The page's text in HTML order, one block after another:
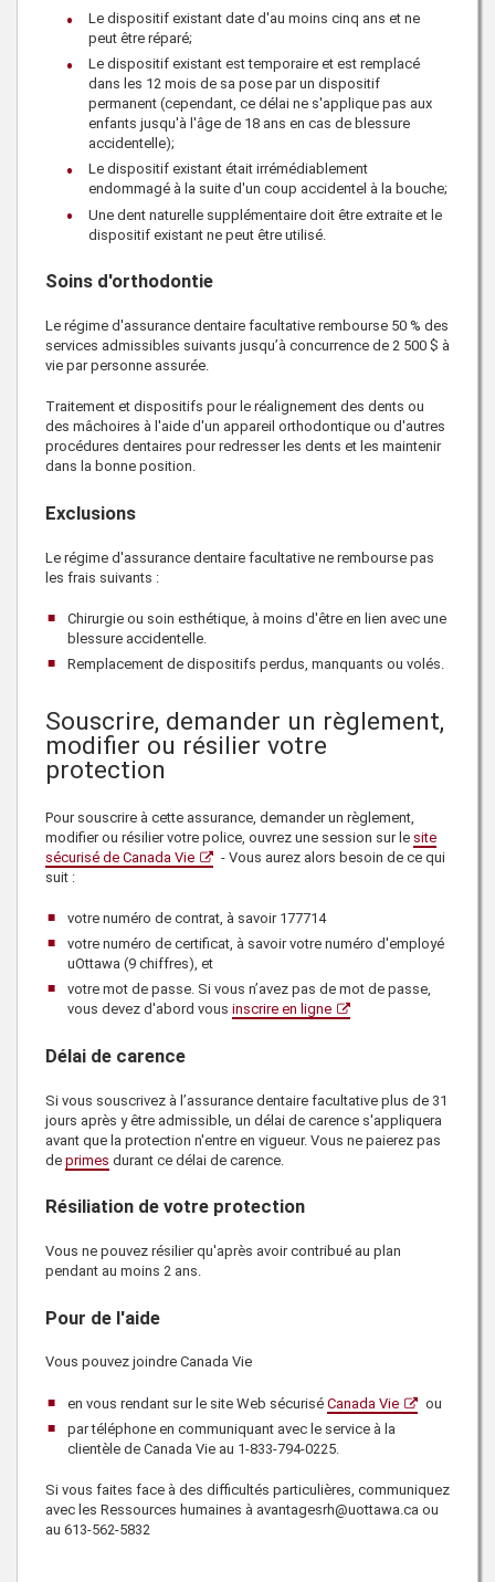
Le dispositif existant date d'au moins cinq ans et ne
peut être réparé;
Le dispositif existant est temporaire et est remplacé
dans les 12 mois de sa pose par un dispositif
permanent (cependant, ce délai ne s'applique pas aux
enfants jusqu'à l'âge de 18 ans en cas de blessure
accidentelle);
Le dispositif existant était irrémédiablement
endommagé à la suite d'un coup accidentel à la bouche;
Une dent naturelle supplémentaire doit être extraite et le
dispositif existant ne peut être utilisé.
Soins d'orthodontie
Le régime d'assurance dentaire facultative rembourse 50 % des
services admissibles suivants jusqu’à concurrence de 2 500 $ à
vie par personne assurée.
Traitement et dispositifs pour le réalignement des dents ou
des mâchoires à l'aide d'un appareil orthodontique ou d'autres
procédures dentaires pour redresser les dents et les maintenir
dans la bonne position.
Exclusions
Le régime d'assurance dentaire facultative ne rembourse pas
les frais suivants :
Chirurgie ou soin esthétique, à moins d'être en lien avec une
blessure accidentelle.
Remplacement de dispositifs perdus, manquants ou volés.
Souscrire, demander un règlement,
modifier ou résilier votre
protection
Pour souscrire à cette assurance, demander un règlement,
modifier ou résilier votre police, ouvrez une session sur le site
sécurisé de Canada Vie
- Vous aurez alors besoin de ce qui
suit :
votre numéro de contrat, à savoir 177714
votre numéro de certificat, à savoir votre numéro d'employé
uOttawa (9 chiffres), et
votre mot de passe. Si vous n’avez pas de mot de passe,
vous devez d'abord vous inscrire en ligne
Délai de carence
Si vous souscrivez à l’assurance dentaire facultative plus de 31
jours après y être admissible, un délai de carence s'appliquera
avant que la protection n'entre en vigueur. Vous ne paierez pas
de primes durant ce délai de carence.
Résiliation de votre protection
Vous ne pouvez résilier qu'après avoir contribué au plan
pendant au moins 2 ans.
Pour de l'aide
Vous pouvez joindre Canada Vie
en vous rendant sur le site Web sécurisé Canada Vie
ou
par téléphone en communiquant avec le service à la
clientèle de Canada Vieau 1-833-794-0225.
Si vous faites face à des difficultés particulières, communiquez
avec les Ressources humaines à avantagesrh@uottawa.ca ou
au 613-562-5832